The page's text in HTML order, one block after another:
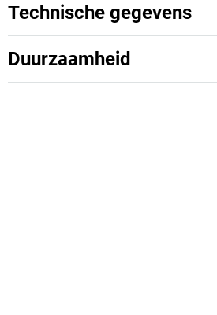
Technische gegevens
Duurzaamheid